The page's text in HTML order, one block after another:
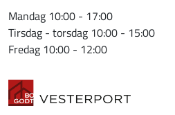
Mandag 10:00 - 17:00
Tirsdag - torsdag 10:00 - 15:00
Fredag 10:00 - 12:00